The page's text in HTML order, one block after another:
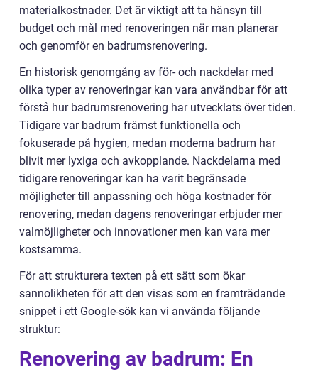
materialkostnader. Det är viktigt att ta hänsyn till
budget och mål med renoveringen när man planerar
och genomför en badrumsrenovering.
En historisk genomgång av för- och nackdelar med
olika typer av renoveringar kan vara användbar för att
förstå hur badrumsrenovering har utvecklats över tiden.
Tidigare var badrum främst funktionella och
fokuserade på hygien, medan moderna badrum har
blivit mer lyxiga och avkopplande. Nackdelarna med
tidigare renoveringar kan ha varit begränsade
möjligheter till anpassning och höga kostnader för
renovering, medan dagens renoveringar erbjuder mer
valmöjligheter och innovationer men kan vara mer
kostsamma.
För att strukturera texten på ett sätt som ökar
sannolikheten för att den visas som en framträdande
snippet i ett Google-sök kan vi använda följande
struktur:
Renovering av badrum: En